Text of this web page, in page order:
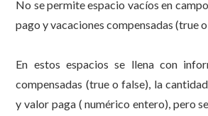
No se permite espacio vacíos en
pago y vacaciones compensadas (true
En estos espacios se llena con
compensadas (true o false), la
y valor paga ( numérico entero), pero